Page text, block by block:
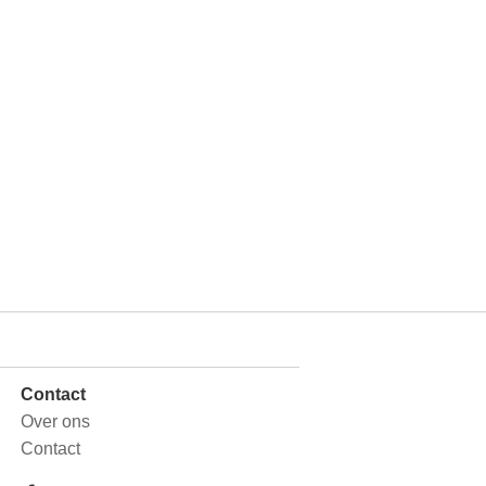
Contact
Over ons
Contact